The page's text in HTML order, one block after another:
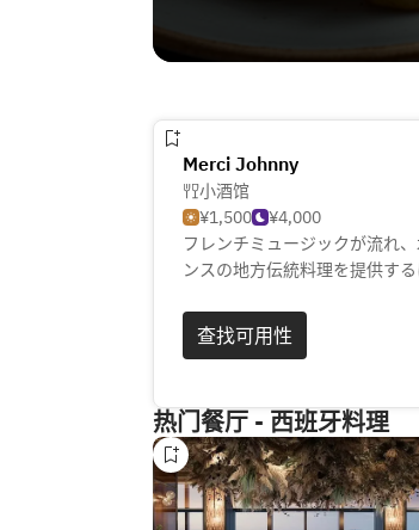
Merci Johnny
小酒馆
¥1,500
¥4,000
フレンチミュージックが流れ
ンスの地方伝統料理を提供す
ワインショップから小売価格+
す。
查找可用性
热门餐厅 - 西班牙料理